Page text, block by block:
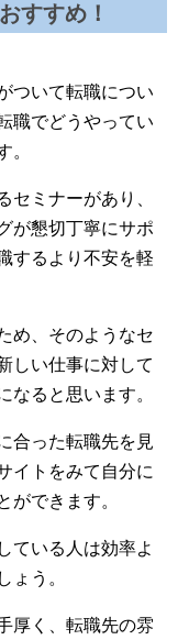
すすめ！
ついて転職につい
職でどうやってい
。
セミナーがあり、
が懇切丁寧にサポ
するより不安を軽
め、そのようなセ
しい仕事に対して
なると思います。
合った転職先を見
イトをみて自分に
ができます。
ている人は効率よ
ょう。
厚く、転職先の雰